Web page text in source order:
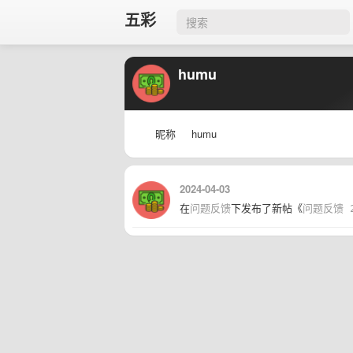
五彩
humu
昵称 humu
2024-04-03
在问题反馈下发布了新帖《问题反馈